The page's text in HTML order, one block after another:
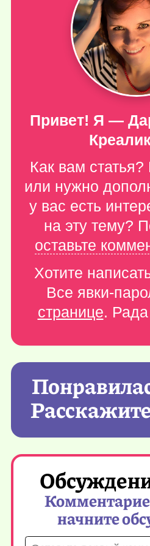
Привет! Я —
Как вам
или нужно
у вас есть
на эту тему?
оставьте
Хотите
Все явки-
странице. Рада
начните